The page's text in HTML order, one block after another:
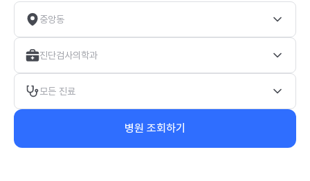
중앙동
진단검사의학과
모든 진료
병원 조회하기